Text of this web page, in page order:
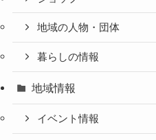
地域の人物・団体
暮らしの情報
地域情報
イベント情報